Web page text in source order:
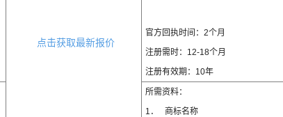
点击获取最新报价
官方回执时间：2个月
注册需时：12-18个月
注册有效期：10年
所需资料：
1． 商标名称